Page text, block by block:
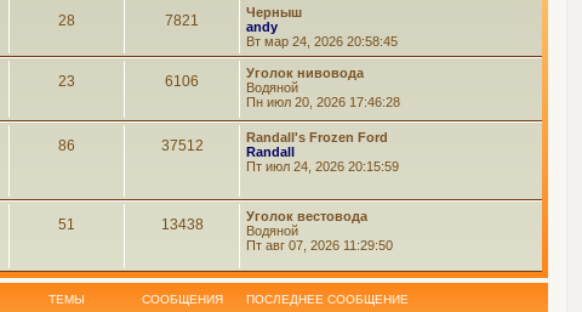
28 7821
Черныш
andy
Вт мар 24, 2026 20:58:45
23 6106
Уголок нивовода
Водяной
Пн июл 20, 2026 17:46:28
86 37512
Randall's Frozen Ford
Randall
Пт июл 24, 2026 20:15:59
51 13438
Уголок вестовода
Водяной
Пт авг 07, 2026 11:29:50
ТЕМЫ СООБЩЕНИЯ ПОСЛЕДНЕЕ СООБЩЕНИЕ